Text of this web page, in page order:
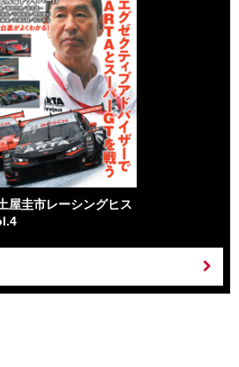
屋圭市レーシングヒス